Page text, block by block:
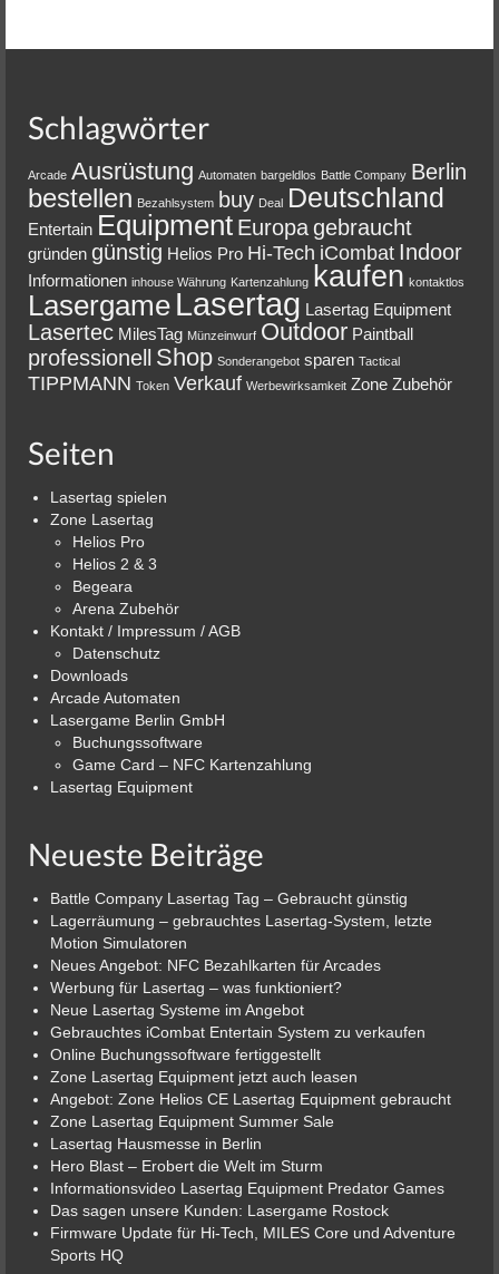
Schlagwörter
Arcade Ausrüstung Automaten bargeldlos Battle Company Berlin
bestellen Bezahlsystem buy Deal Deutschland
Entertain Equipment Europagebraucht
gründen günstig Helios Pro Hi-Tech iCombat Indoor
Informationen inhouse Währung Kartenzahlung kaufen kontaktlos
Lasergame Lasertag Lasertag Equipment
Lasertec MilesTag Münzeinwurf Outdoor Paintball
professionell Shop Sonderangebot sparen Tactical
TIPPMANN Token Verkauf Werbewirksamkeit Zone Zubehör
Seiten
Lasertag spielen
Zone Lasertag
Helios Pro
Helios 2 & 3
Begeara
Arena Zubehör
Kontakt / Impressum / AGB
Datenschutz
Downloads
Arcade Automaten
Lasergame Berlin GmbH
Buchungssoftware
Game Card – NFC Kartenzahlung
Lasertag Equipment
Neueste Beiträge
Battle Company Lasertag Tag – Gebraucht günstig
Lagerräumung – gebrauchtes Lasertag-System, letzte
Motion Simulatoren
Neues Angebot: NFC Bezahlkarten für Arcades
Werbung für Lasertag – was funktioniert?
Neue Lasertag Systeme im Angebot
Gebrauchtes iCombat Entertain System zu verkaufen
Online Buchungssoftware fertiggestellt
Zone Lasertag Equipment jetzt auch leasen
Angebot: Zone Helios CE Lasertag Equipment gebraucht
Zone Lasertag Equipment Summer Sale
Lasertag Hausmesse in Berlin
Hero Blast – Erobert die Welt im Sturm
Informationsvideo Lasertag Equipment Predator Games
Das sagen unsere Kunden: Lasergame Rostock
Firmware Update für Hi-Tech, MILES Core und Adventure
Sports HQ